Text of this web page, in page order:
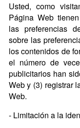
Usted, como
Página Web
las preferencias
sobre las
los contenidos de
el número de
publicitarios han
Web y (3) registrar
Web.
- Limitación a la